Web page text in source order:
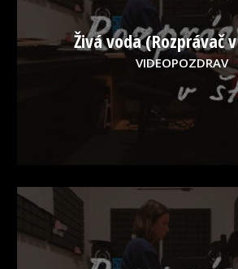
Živá voda (Rozprávač
VIDEOPOZDRAV